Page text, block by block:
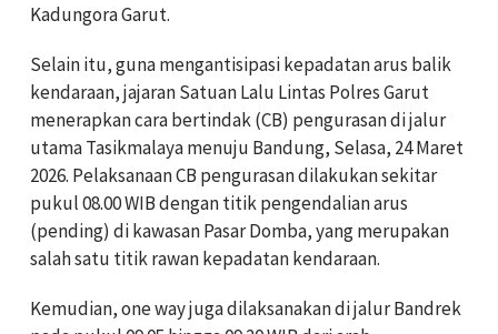
Kadungora Garut.
Selain itu, guna mengantisipasi kepadatan arus balik
kendaraan, jajaran Satuan Lalu Lintas Polres Garut
menerapkan cara bertindak (CB) pengurasan di jalur
utama Tasikmalaya menuju Bandung, Selasa, 24 Maret
2026. Pelaksanaan CB pengurasan dilakukan sekitar
pukul 08.00 WIB dengan titik pengendalian arus
(pending) di kawasan Pasar Domba, yang merupakan
salah satu titik rawan kepadatan kendaraan.
Kemudian, one way juga dilaksanakan di jalur Bandrek